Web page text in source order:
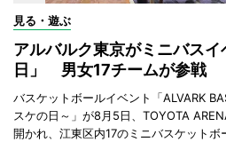
見る・遊ぶ
アルバルク東京がミニバス
日」 男女17チームが参戦
バスケットボールイベント「ALVARK
スケの日～」が8月5日、TOYOTA
開かれ、江東区内17のミニバスケット